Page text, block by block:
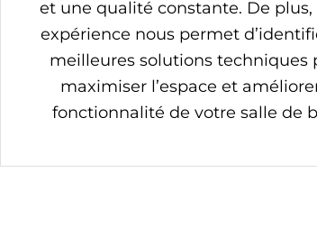
et une qualité constante. De plus,
expérience nous permet
meilleures solutions techniques
maximiser l’espace et
fonctionnalité de votre salle de